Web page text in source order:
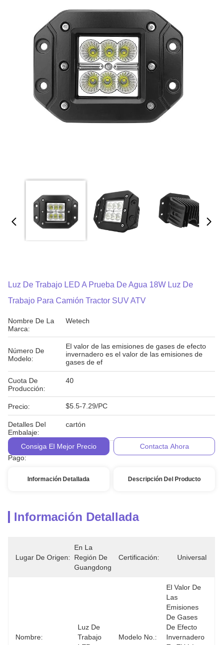
Luz De Trabajo LED A Prueba De Agua 18W Luz De
Trabajo Para Camión Tractor SUV ATV
Nombre De La
Marca:
Wetech
Número De
Modelo:
El valor de las emisiones de gases de efecto
invernadero es el valor de las emisiones de
gases de ef
Cuota De
Producción:
40
Precio: $5.5-7.29/PC
Detalles Del
Embalaje:
cartón
Condiciones De
Pago:
T/T
Consiga El Mejor Precio Contacta Ahora
Información Detallada Descripción Del Producto
Información Detallada
Lugar De Origen:
En La
Región De
Guangdong
Certificación: Universal
Nombre:
Luz De
Trabajo
Modelo No.:
El Valor De
Las
Emisiones
De Gases
De Efecto
Invernadero